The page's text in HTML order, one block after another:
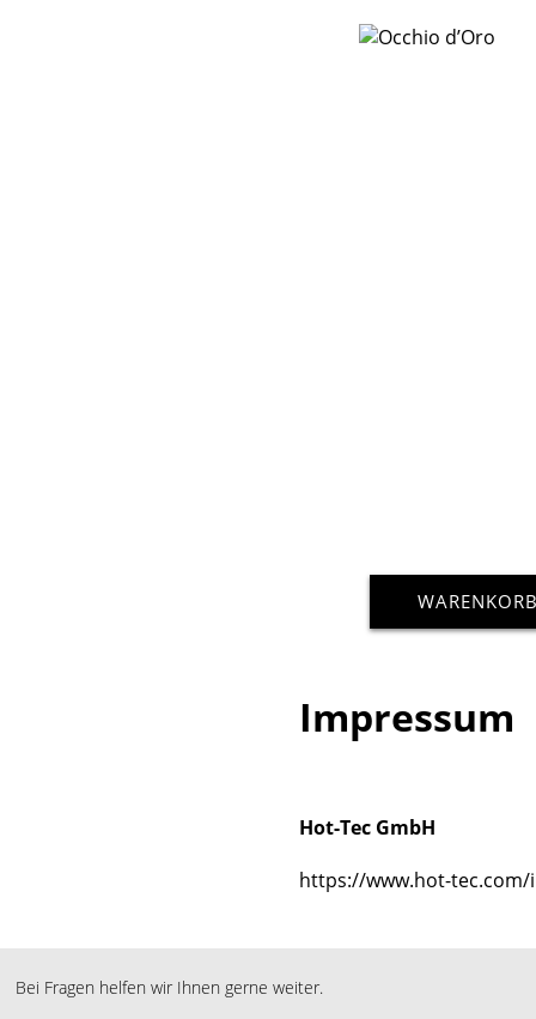
Impressum
Hot-Tec GmbH
https://www.hot-
Bei Fragen helfen wir Ihnen gerne weiter.